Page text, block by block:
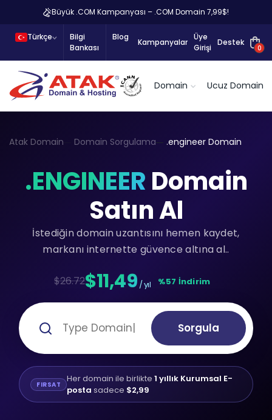
Büyük .COM Kampanyası – .COM Domain 7,99$!
Türkçe
Bilgi
Bankası
Blog
Kampanyalar
Üye
Girişi
Destek
0
Domain Ucuz Domain
Atak Domain Domain Sorgulama .engineer Domain
.ENGINEER Domain
Satın Al
İstediğin domain uzantısını hemen kaydet,
markanı internette güvence altına al..
$26.72$11,49 / yıl %57 İndirim
Sorgula
FIRSAT Her domain ile birlikte 1 yıllık Kurumsal E-
posta sadece $2,99